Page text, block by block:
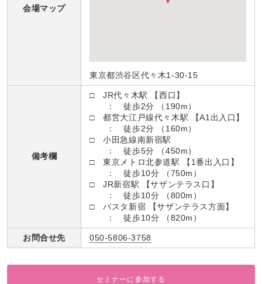
会場マップ
東京都渋谷区代々木1-30-15
備考欄
□ JR代々木駅 【西口】
： 徒歩2分 （190m）
□ 都営大江戸線代々木駅 【A1出入口】
： 徒歩2分 （160m）
□ 小田急線南新宿駅
： 徒歩5分 （450m）
□ 東京メトロ北参道駅 【1番出入口】
： 徒歩10分 （750m）
□ JR新宿駅 【サザンテラス口】
： 徒歩10分 （800m）
□ バスタ新宿 【サザンテラス方面】
： 徒歩10分 （820m）
お問合せ先 050-5806-3758
セミナーに参加する